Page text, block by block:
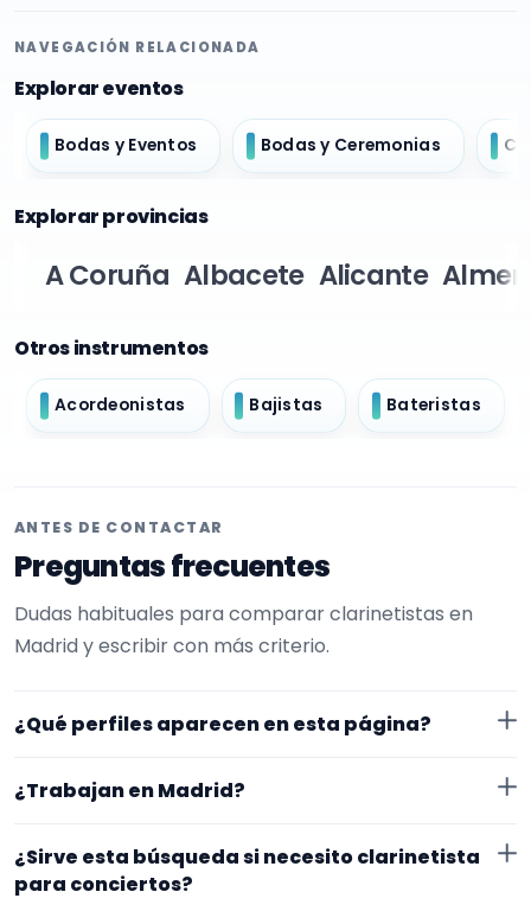
NAVEGACIÓN RELACIONADA
Explorar eventos
Bodas y Eventos Bodas y Ceremonias
Explorar provincias
A Coruña Albacete Alicante
Otros instrumentos
Acordeonistas Bajistas Bateristas
ANTES DE CONTACTAR
Preguntas frecuentes
Dudas habituales para comparar clarinetistas en
Madrid y escribir con más criterio.
¿Qué perfiles aparecen en esta página?
EncuentraMúsico. La selección está filtrada por
experiencia o disponibilidad para conciertos. Además,
la página se centra en perfiles que trabajan en
¿Trabajan en Madrid?
en Madrid. Aun así, conviene confirmar lugar exacto,
¿Sirve esta búsqueda si necesito clarinetista
para conciertos?